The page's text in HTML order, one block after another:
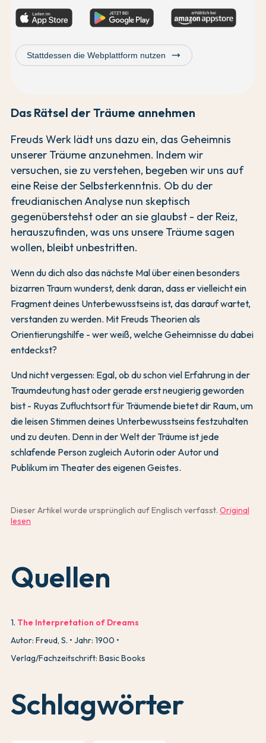
Stattdessen die Webplattform nutzen trending_flat
Das Rätsel der Träume annehmen
Freuds Werk lädt uns dazu ein, das Geheimnis
unserer Träume anzunehmen. Indem wir
versuchen, sie zu verstehen, begeben wir uns auf
eine Reise der Selbsterkenntnis. Ob du der
freudianischen Analyse nun skeptisch
gegenüberstehst oder an sie glaubst - der Reiz,
herauszufinden, was uns unsere Träume sagen
wollen, bleibt unbestritten.
Wenn du dich also das nächste Mal über einen besonders
bizarren Traum wunderst, denk daran, dass er vielleicht ein
Fragment deines Unterbewusstseins ist, das darauf wartet,
verstanden zu werden. Mit Freuds Theorien als
Orientierungshilfe - wer weiß, welche Geheimnisse du dabei
entdeckst?
Und nicht vergessen: Egal, ob du schon viel Erfahrung in der
Traumdeutung hast oder gerade erst neugierig geworden
bist - Ruyas Zufluchtsort für Träumende bietet dir Raum, um
die leisen Stimmen deines Unterbewusstseins festzuhalten
und zu deuten. Denn in der Welt der Träume ist jede
schlafende Person zugleich Autorin oder Autor und
Publikum im Theater des eigenen Geistes.
Dieser Artikel wurde ursprünglich auf Englisch verfasst. Original
lesen
Quellen
1. The Interpretation of Dreams
Autor: Freud, S.
Jahr: 1900
Verlag/Fachzeitschrift: Basic Books
Schlagwörter